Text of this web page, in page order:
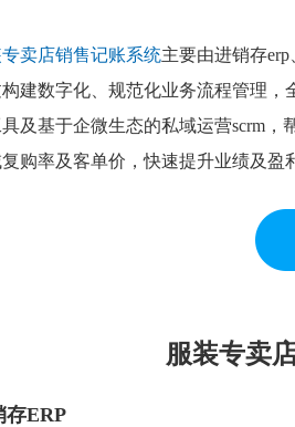
专卖店销售记账系统主要由进销存
建数字化、规范化业务流程管理
及基于企微生态的私域运营scrm，
购率及客单价，快速提升业绩及盈
服装专卖
存ERP